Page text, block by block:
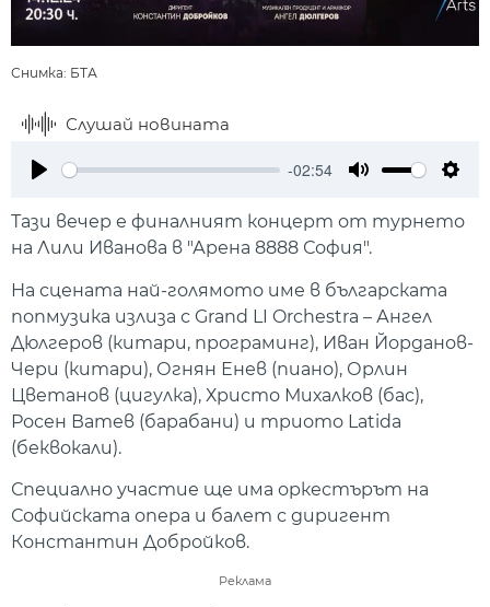
Снимка: БТА
Слушай новината
-02:54
Тази вечер е финалният концерт от турнето
на Лили Иванова в "Арена 8888 София".
На сцената най-голямото име в българската
попмузика излиза с Grand LI Orchestra – Ангел
Дюлгеров (китари, програминг), Иван Йорданов-
Чери (китари), Огнян Енев (пиано), Орлин
Цветанов (цигулка), Христо Михалков (бас),
Росен Ватев (барабани) и триото Latida
(беквокали).
Специално участие ще има оркестърът на
Софийската опера и балет с диригент
Константин Добройков.
Реклама